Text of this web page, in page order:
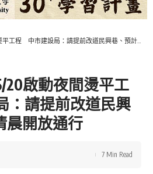
中市建設局：請提前改道民興巷、預計21日清晨開放通行
20啟動夜間燙平工
請提前改道民興
晨開放通行
7 Min Read